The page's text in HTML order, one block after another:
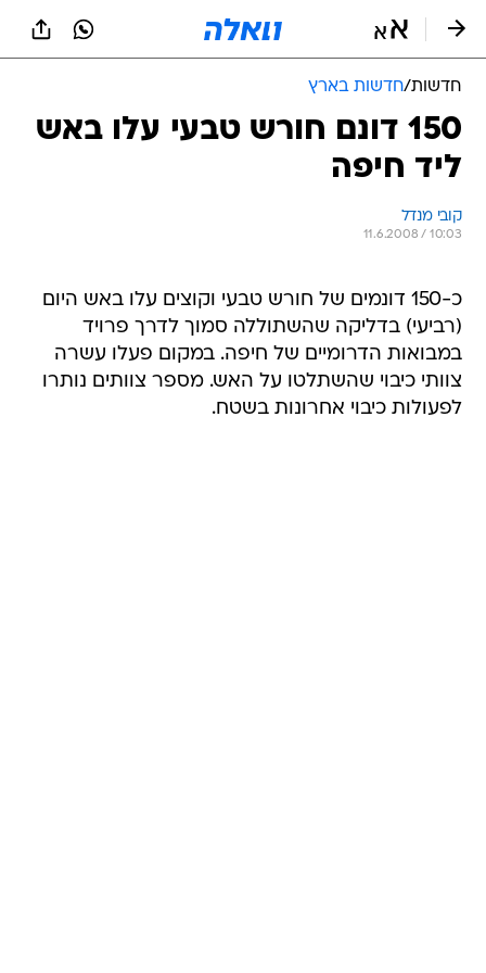
חדשות/חדשות בארץ
150 דונם חורש טבעי עלו באש
ליד חיפה
קובי מנדל
11.6.2008 / 10:03
כ-150 דונמים של חורש טבעי וקוצים עלו באש היום
(רביעי) בדליקה שהשתוללה סמוך לדרך פרויד
במבואות הדרומיים של חיפה. במקום פעלו עשרה
צוותי כיבוי שהשתלטו על האש. מספר צוותים נותרו
לפעולות כיבוי אחרונות בשטח.